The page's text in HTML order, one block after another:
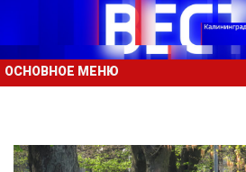
ОСНОВНОЕ МЕНЮ